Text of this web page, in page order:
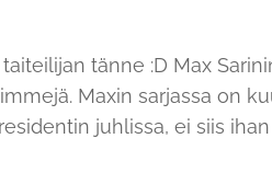
tänne :D Max
Maxin sarjassa on
juhlissa, ei siis